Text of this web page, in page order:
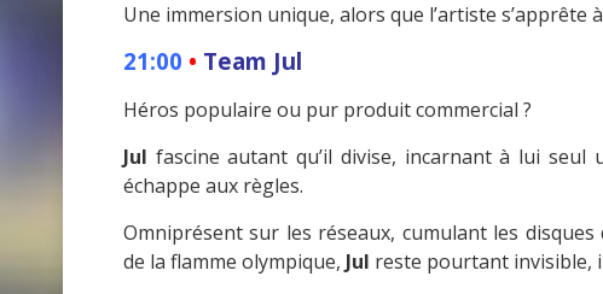
Une immersion unique, alors que l’artiste
21:00 • Team Jul
Héros populaire ou pur produit commercial ?
Jul fascine autant qu’il divise, incarnant à lui
échappe aux règles.
Omniprésent sur les réseaux, cumulant les
de la flamme olympique, Jul reste pourtant invisible,